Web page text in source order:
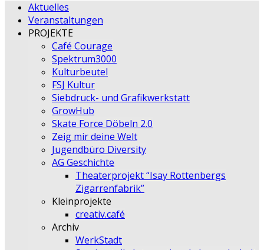
Aktuelles
Veranstaltungen
PROJEKTE
Café Courage
Spektrum3000
Kulturbeutel
FSJ Kultur
Siebdruck- und Grafikwerkstatt
GrowHub
Skate Force Döbeln 2.0
Zeig mir deine Welt
Jugendbüro Diversity
AG Geschichte
Theaterprojekt “Isay Rottenbergs
Zigarrenfabrik”
Kleinprojekte
creativ.café
Archiv
WerkStadt